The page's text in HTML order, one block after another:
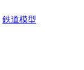
鉄道模型